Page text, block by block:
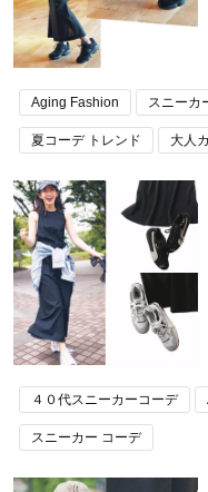
Aging Fashion スニーカ
夏コーデ トレンド 大人
４０代スニーカーコーデ
スニーカー コーデ